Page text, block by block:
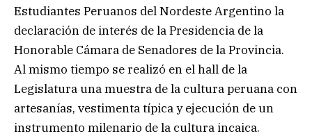
Estudiantes Peruanos del Nordeste Argentino la
declaración de interés de la Presidencia de la
Honorable Cámara de Senadores de la Provincia.
Al mismo tiempo se realizó en el hall de la
Legislatura una muestra de la cultura peruana con
artesanías, vestimenta típica y ejecución de un
instrumento milenario de la cultura incaica.